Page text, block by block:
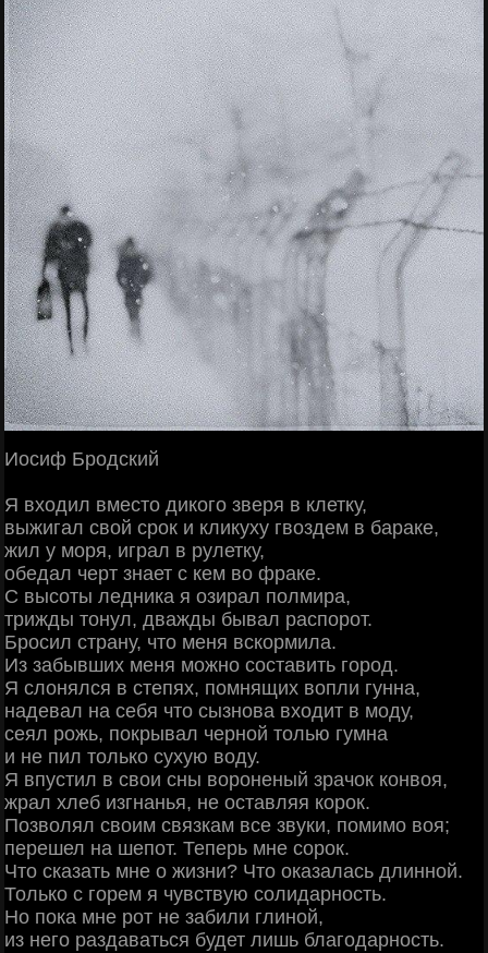
Иосиф Бродский
Я входил вместо дикого зверя в клетку,
выжигал свой срок и кликуху гвоздем в бараке,
жил у моря, играл в рулетку,
обедал черт знает с кем во фраке.
С высоты ледника я озирал полмира,
трижды тонул, дважды бывал распорот.
Бросил страну, что меня вскормила.
Из забывших меня можно составить город.
Я слонялся в степях, помнящих вопли гунна,
надевал на себя что сызнова входит в моду,
сеял рожь, покрывал черной толью гумна
и не пил только сухую воду.
Я впустил в свои сны вороненый зрачок конвоя,
жрал хлеб изгнанья, не оставляя корок.
Позволял своим связкам все звуки, помимо воя;
перешел на шепот. Теперь мне сорок.
Что сказать мне о жизни? Что оказалась длинной.
Только с горем я чувствую солидарность.
Но пока мне рот не забили глиной,
из него раздаваться будет лишь благодарность.